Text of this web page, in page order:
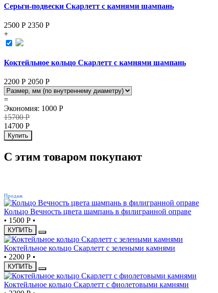
Серьги-подвески Скарлетт с камнями шампань
2500 Р 2350 Р
+
Коктейльное кольцо Скарлетт с камнями шампань
2200 Р 2050 Р
=
Экономия: 1000 Р
15700Р
14700 Р
Купить
С этим товаром покупают
Продаж
Кольцо Вечность цвета шампань в филигранной оправе
• 1500 Р •
КУПИТЬ
Коктейльное кольцо Скарлетт с зелеными камнями
• 2200 Р •
КУПИТЬ
Коктейльное кольцо Скарлетт с фиолетовыми камнями